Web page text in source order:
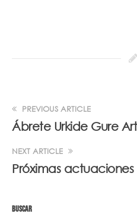
PREVIOUS ARTICLE
Ábrete Urkide Gure
NEXT ARTICLE
Próximas
BUSCAR